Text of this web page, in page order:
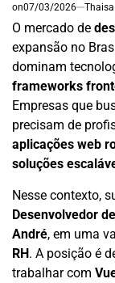
on07/03/2026
O mercado de
expansão no
dominam
frameworks
Empresas que
precisam de
aplicações web
soluções
Nesse contexto,
Desenvolvedor
André, em uma
RH. A posição é
trabalhar com